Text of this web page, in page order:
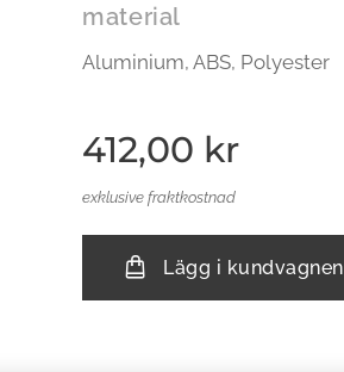
material
Aluminium, ABS, Polyester
412,00 kr
exklusive fraktkostnad
Lägg i kundvagnen